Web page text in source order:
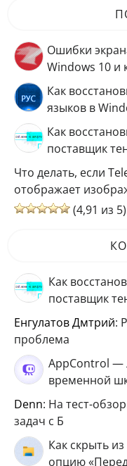
Ошибки
Windows 10 и
Как
языков в
Как
поставщик
Что делать, если
отображает
(4,91 из 5)
Как
поставщик
Енгулатов Дмтрий:
проблема
AppControl —
временной
Denn: На тест-
задач с Б
Как скрыть
опцию